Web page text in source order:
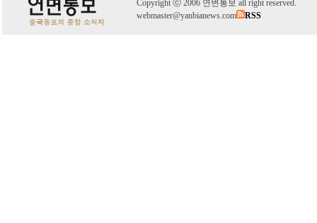
Copyright ⓒ 2006 연변통보 all right reserved.
webmaster@yanbianews.com
RSS